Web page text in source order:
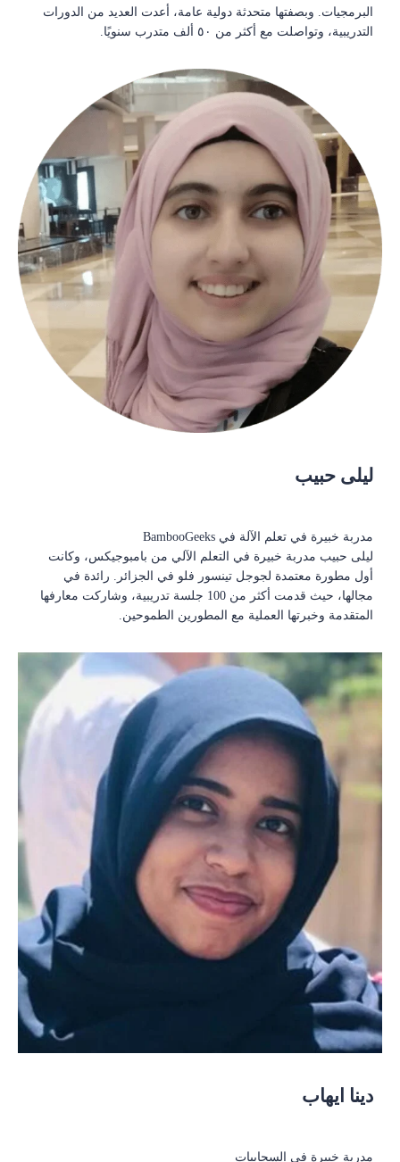
البرمجيات. وبصفتها متحدثة دولية عامة، أعدت العديد من الدورات
التدريبية، وتواصلت مع أكثر من ٥٠ ألف متدرب سنويًا.
ليلى حبيب
مدربة خبيرة في تعلم الآلة في BambooGeeks
ليلى حبيب مدربة خبيرة في التعلم الآلي من بامبوجيكس، وكانت
أول مطورة معتمدة لجوجل تينسور فلو في الجزائر. رائدة في
مجالها، حيث قدمت أكثر من 100 جلسة تدريبية، وشاركت معارفها
المتقدمة وخبرتها العملية مع المطورين الطموحين.
دينا ايهاب
مدربة خبيرة في السحابيات